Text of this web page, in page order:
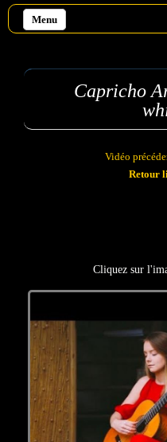
Menu
Capricho
Vidéo
Retour
Cliquez sur